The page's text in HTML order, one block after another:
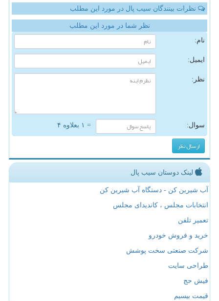
نظرات بینندگان سیب پال در مورد این مطلب
نظر شما در مورد این مطلب
نام:
ایمیل:
نظر:
سوال: = ۱ بعلاوه ۴
لینک دوستان سیب پال
آب شیرین کن - دستگاه آب شیرین کن
انتخابات مجلس ، کاندیدای مجلس
تعمیر تلفن
خرید و فروش خودرو
شرکت صنعتی سخت پوشش
طراحی سایت
فیش حج
قیمت بیسیم